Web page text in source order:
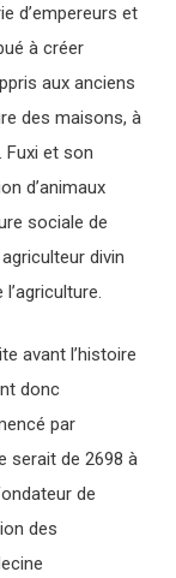
d’empereurs et
à créer
aux anciens
des maisons, à
et son
d’animaux
sociale de
divin
avant l’histoire
donc
par
serait de 2698 à
de
des